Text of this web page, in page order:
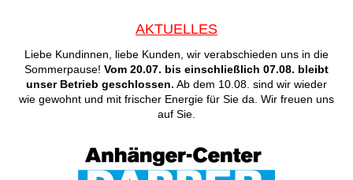
AKTUELLES
Liebe Kundinnen, liebe Kunden, wir verabschieden uns in die
Sommerpause! Vom 20.07. bis einschließlich 07.08. bleibt
unser Betrieb geschlossen. Ab dem 10.08. sind wir wieder
wie gewohnt und mit frischer Energie für Sie da. Wir freuen uns
auf Sie.